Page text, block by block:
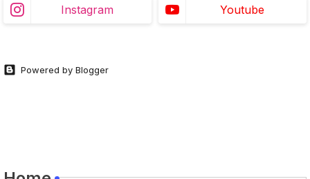
Instagram Youtube
Powered by Blogger